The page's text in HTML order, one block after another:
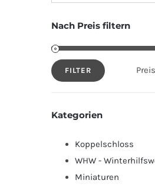
Nach Preis filtern
Min.
Max.
FILTER
Kategorien
Koppelschloss
WHW -
Miniaturen